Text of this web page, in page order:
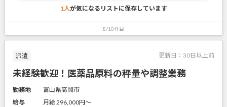
1人が気になるリストに保存しています
8/10件目
派遣 更新日： 30日以上前
未経験歓迎！医薬品原料の秤量や調整業務
勤務地
富山県高岡市
給与
月給 296,000円〜